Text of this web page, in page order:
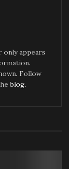
appears
Follow
blog.